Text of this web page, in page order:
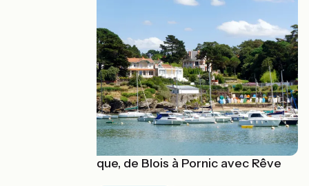
Jusqu'à l'Atlantique, de Blois à Pornic avec Rêve